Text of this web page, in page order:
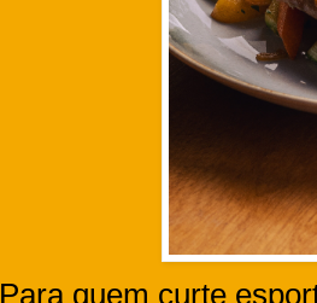
Para quem curte